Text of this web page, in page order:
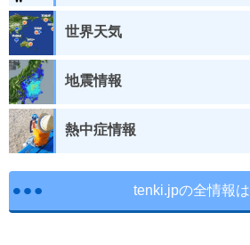
世界天気
地震情報
熱中症情報
tenki.jpの全情報